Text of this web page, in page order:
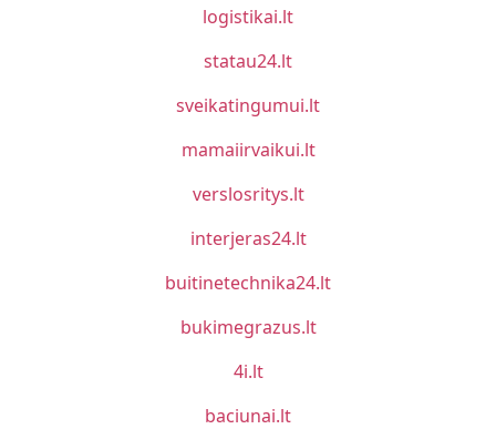
logistikai.lt
statau24.lt
sveikatingumui.lt
mamaiirvaikui.lt
verslosritys.lt
interjeras24.lt
buitinetechnika24.lt
bukimegrazus.lt
4i.lt
baciunai.lt